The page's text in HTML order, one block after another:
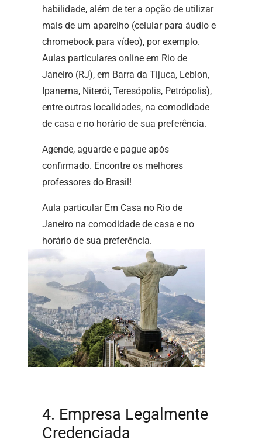
habilidade, além de ter a opção de utilizar
mais de um aparelho (celular para áudio e
chromebook para vídeo), por exemplo.
Aulas particulares online em Rio de
Janeiro (RJ), em Barra da Tijuca, Leblon,
Ipanema, Niterói, Teresópolis, Petrópolis),
entre outras localidades, na comodidade
de casa e no horário de sua preferência.
Agende, aguarde e pague após
confirmado. Encontre os melhores
professores do Brasil!
Aula particular Em Casa no Rio de
Janeiro na comodidade de casa e no
horário de sua preferência.
4. Empresa Legalmente
Credenciada